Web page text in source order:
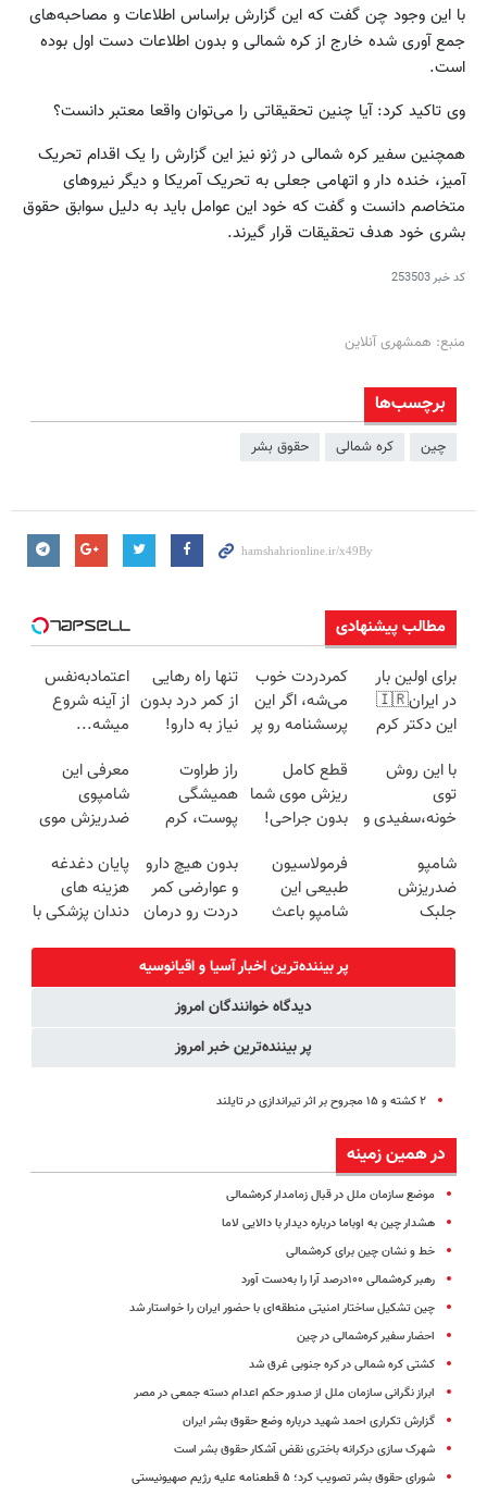
با این وجود چن گفت که این گزارش براساس اطلاعات و مصاحبه‌های
جمع آوری شده خارج از کره شمالی و بدون اطلاعات دست اول بوده
است.
وی تاکید کرد: آیا چنین تحقیقاتی را می‌توان واقعا معتبر دانست؟
همچنین سفیر کره شمالی در ژنو نیز این گزارش را یک اقدام تحریک
آمیز، خنده دار و اتهامی جعلی به تحریک آمریکا و دیگر نیروهای
متخاصم دانست و گفت که خود این عوامل باید به دلیل سوابق حقوق
بشری خود هدف تحقیقات قرار گیرند.
کد خبر253503
منبع: همشهری آنلاین
برچسب‌ها
چین کره شمالی حقوق بشر
مطالب پیشنهادی
برای اولین بار
در ایران🇮🇷
این دکتر کرم
روزه ساخت!
کمردردت خوب
می‌شه، اگر این
پرسشنامه رو پر
تنها راه رهایی
از کمر درد بدون
نیاز به دارو!
اعتمادبه‌نفس
از آینه شروع
میشه...
با این روش
توی
خونه،سفیدی و
برگردون
(40%off)
قطع کامل
ریزش موی شما
بدون جراحی!
تضمین کیفیت
راز طراوت
همیشگی
پوست، کرم
با 45%تخفیف
معرفی این
شامپوی
ضدریزش موی
وسیما
شامپو
ضدریزش
جلبک
شماست
فرمولاسیون
طبیعی این
شامپو باعث
رویش مجدد
میشه
بدون هیچ دارو
و عوارضی کمر
دردت رو درمان
(پرسش‌نامه)
پایان دغدغه
هزینه های
دندان پزشکی با
پر بیننده‌ترین اخبار آسیا و اقیانوسیه
دیدگاه خوانندگان امروز
پر بیننده‌ترین خبر امروز
۲ کشته و ۱۵ مجروح بر اثر تیراندازی در تایلند
در همین زمینه
موضع سازمان ملل در قبال زمامدار کره‌شمالی
هشدار چین به اوباما درباره دیدار با دالایی لاما
خط و نشان چین برای کره‌شمالی
رهبر کره‌شمالی ۱۰۰درصد آرا را به‌دست آورد
چین تشکیل ساختار امنیتی منطقه‌ای با حضور ایران را خواستار شد
احضار سفیر کره‌شمالی در چین
کشتی کره شمالی در کره جنوبی غرق شد
ابراز نگرانی سازمان ملل از صدور حکم اعدام دسته جمعی در مصر
گزارش تکراری احمد شهید درباره وضع حقوق بشر ایران
شهرک سازی درکرانه باختری نقض آشکار حقوق بشر است
شورای حقوق بشر تصویب کرد؛ ۵ قطعنامه علیه رژیم صهیونیستی